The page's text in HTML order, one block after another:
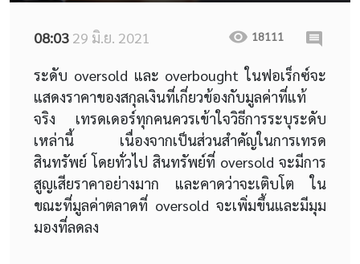
08:03 29 มิ.ย. 2021 18111
ระดับ oversold และ overbought ในฟอเร็กซ์จะ
แสดงราคาของสกุลเงินที่เกี่ยวข้องกับมูลค่าที่แท้
จริง เทรดเดอร์ทุกคนควรเข้าใจวิธีการระบุระดับ
เหล่านี้ เนื่องจากเป็นส่วนสำคัญในการเทรด
สินทรัพย์ โดยทั่วไป สินทรัพย์ที่ oversold จะมีการ
สูญเสียราคาอย่างมาก และคาดว่าจะเติบโต ใน
ขณะที่มูลค่าตลาดที่ oversold จะเพิ่มขึ้นและมีมุม
มองที่ลดลง